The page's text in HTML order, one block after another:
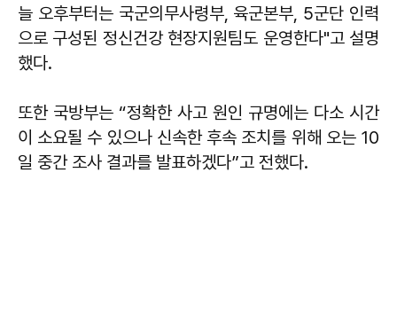
늘 오후부터는 국군의무사령부, 육군본부, 5군단 인력
으로 구성된 정신건강 현장지원팀도 운영한다"고 설명
했다.
또한 국방부는 “정확한 사고 원인 규명에는 다소 시간
이 소요될 수 있으나 신속한 후속 조치를 위해 오는 10
일 중간 조사 결과를 발표하겠다”고 전했다.